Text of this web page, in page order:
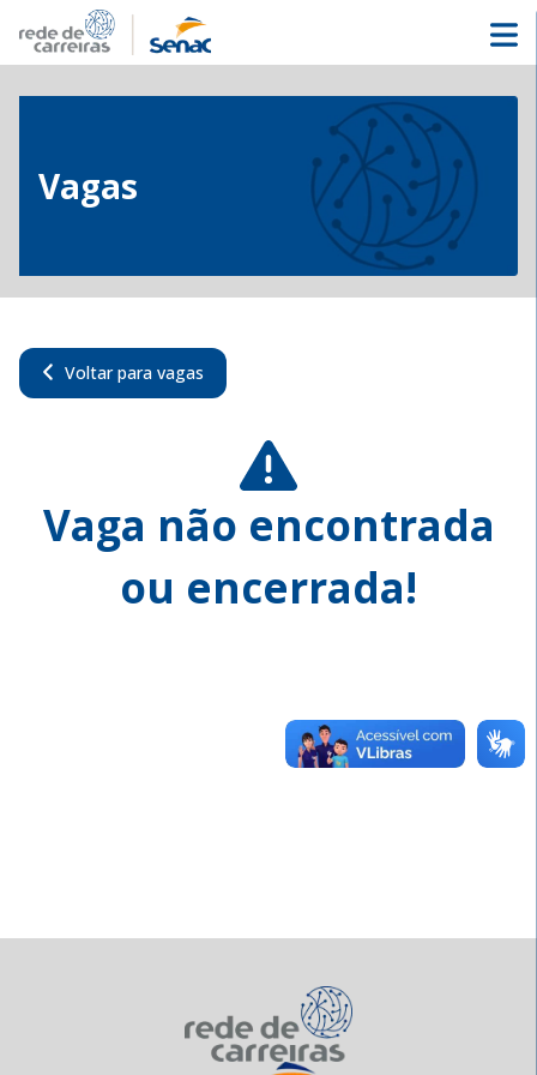
Vagas
Voltar para vagas
Vaga não encontrada
ou encerrada!